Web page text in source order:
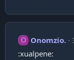
O Onomzio.
:xualpene: